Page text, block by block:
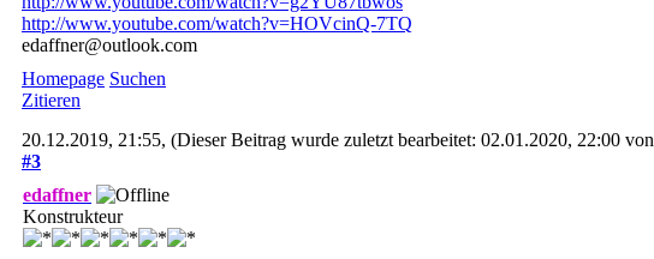
http://www.youtube.com/watch?v=HOVcinQ-7TQ
edaffner@outlook.com
Homepage Suchen
Zitieren
20.12.2019, 21:55, (Dieser Beitrag wurde zuletzt bearbeitet: 02.01.2020, 22:00 von
#3
edaffner
Konstrukteur